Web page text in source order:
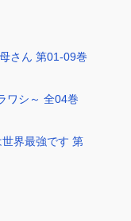
さん 第01-09巻
ワシ～ 全04巻
界最強です 第